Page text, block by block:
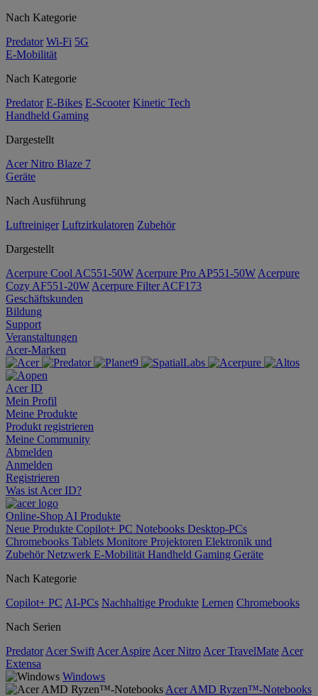
Nach Kategorie
Predator Wi-Fi 5G
E-Mobilität
Nach Kategorie
Predator E-Bikes E-Scooter Kinetic Tech
Handheld Gaming
Dargestellt
Acer Nitro Blaze 7
Geräte
Nach Ausführung
Luftreiniger Luftzirkulatoren Zubehör
Dargestellt
Acerpure Cool AC551-50W Acerpure Pro AP551-50W Acerpure
Cozy AF551-20W Acerpure Filter ACF173
Geschäftskunden
Bildung
Support
Veranstaltungen
Acer-Marken
Acer ID
Mein Profil
Meine Produkte
Produkt registrieren
Meine Community
Abmelden
Anmelden
Registrieren
Was ist Acer ID?
Online-Shop AI Produkte
Neue Produkte Copilot+ PC Notebooks Desktop-PCs
Chromebooks Tablets Monitore Projektoren Elektronik und
ZubehörNetzwerk E-Mobilität Handheld Gaming Geräte
Nach Kategorie
Copilot+ PC AI-PCs Nachhaltige Produkte Lernen Chromebooks
Nach Serien
Predator Acer Swift Acer Aspire Acer Nitro Acer TravelMate Acer
Extensa
Windows
Acer AMD Ryzen™-Notebooks